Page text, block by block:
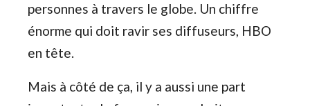
personnes à travers le globe. Un chiffre
énorme qui doit ravir ses diffuseurs, HBO
en tête.
Mais à côté de ça, il y a aussi une part